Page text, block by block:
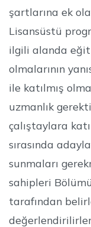
şartlarına ek
Lisansüstü
ilgili alanda
olmalarının
ile katılmış
uzmanlık
çalıştaylara
sırasında
sunmaları
sahipleri
tarafından